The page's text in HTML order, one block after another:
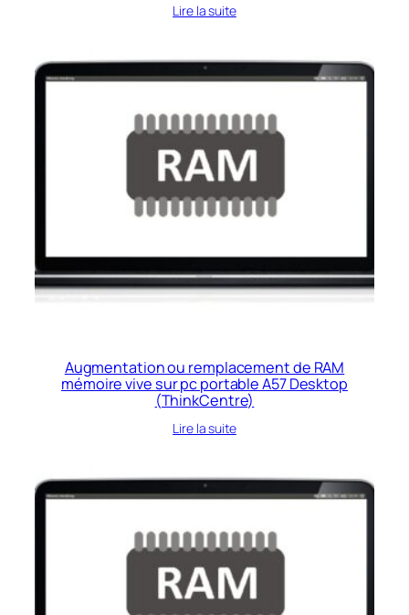
Lire la suite
Augmentation ou remplacement de RAM
mémoire vive sur pc portable A57 Desktop
(ThinkCentre)
Lire la suite